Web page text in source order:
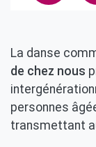
La danse
de chez nous
personnes
transmettant